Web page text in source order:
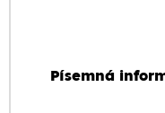
Písemná